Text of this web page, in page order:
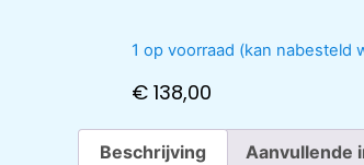
1 op voorraad (kan nabesteld
€ 138,00
Beschrijving Aanvullende